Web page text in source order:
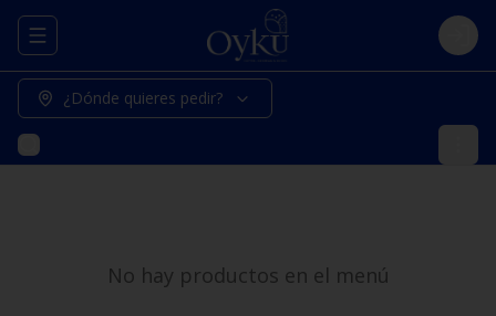
Abrir menu de navegación Login
¿Dónde quieres pedir?
No hay productos en el menú